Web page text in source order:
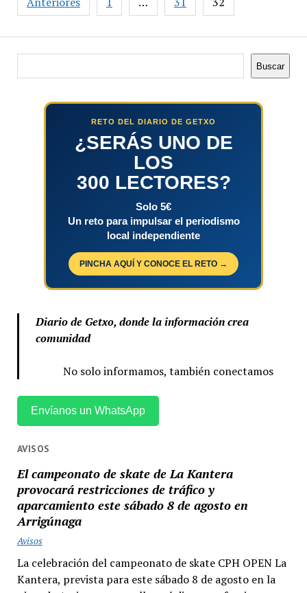
de
Buscar
RETO DEL DIARIO DE GETXO
¿SERÁS UNO DE
LOS
300 LECTORES?
Solo 5€
Un reto para impulsar el periodismo
local independiente
PINCHA AQUÍ Y CONOCE EL RETO →
Diario de Getxo, donde la información crea
comunidad
No solo informamos, también conectamos
Envíanos un WhatsApp
AVISOS
El campeonato de skate de La Kantera
provocará restricciones de tráfico y
aparcamiento este sábado 8 de agosto en
Arrigúnaga
Avisos
La celebración del campeonato de skate CPH OPEN La
Kantera, prevista para este sábado 8 de agosto en la